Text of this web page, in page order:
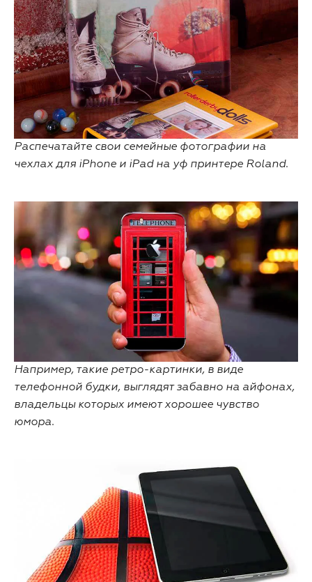
Распечатайте свои семейные фотографии на
чехлах для iPhone и iPad на уф принтере Roland.
Например, такие ретро-картинки, в виде
телефонной будки, выглядят забавно на айфонах,
владельцы которых имеют хорошее чувство
юмора.